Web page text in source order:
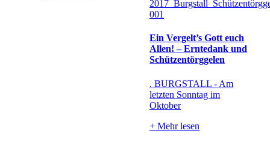
Ein Vergelt’s Gott euch
Allen! – Erntedank und
Schützentörggelen
. BURGSTALL - Am
letzten Sonntag im
Oktober
+ Mehr lesen